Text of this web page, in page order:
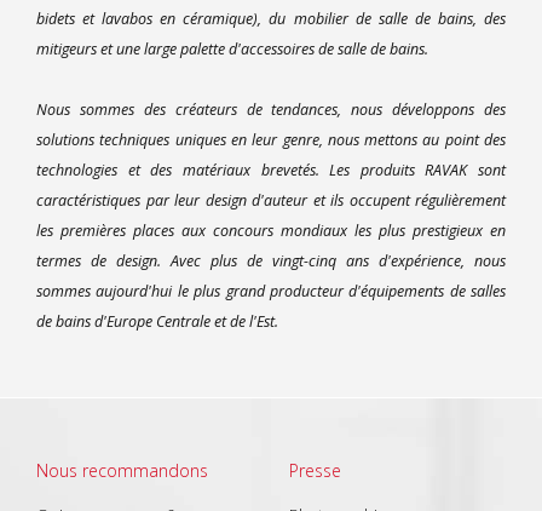
bidets et lavabos en céramique), du mobilier de salle de bains, des
mitigeurs et une large palette d'accessoires de salle de bains.
Nous sommes des créateurs de tendances, nous développons des
solutions techniques uniques en leur genre, nous mettons au point des
technologies et des matériaux brevetés. Les produits RAVAK sont
caractéristiques par leur design d'auteur et ils occupent régulièrement
les premières places aux concours mondiaux les plus prestigieux en
termes de design. Avec plus de vingt-cinq ans d'expérience, nous
sommes aujourd'hui le plus grand producteur d'équipements de salles
de bains d'Europe Centrale et de l'Est.
Nous recommandons Presse